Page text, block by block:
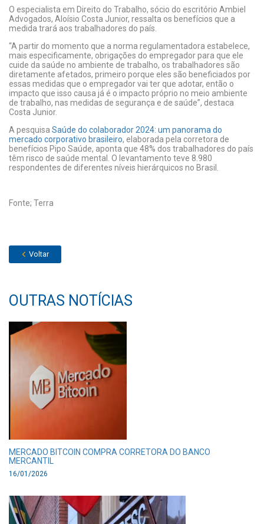
O especialista em Direito do Trabalho, sócio do escritório Ambiel
Advogados, Aloísio Costa Junior, ressalta os benefícios que a
medida trará aos trabalhadores do país.
“A partir do momento que a norma regulamentadora estabelece,
mais especificamente, obrigações do empregador para que ele
cuide da saúde no ambiente de trabalho, os trabalhadores são
diretamente afetados, primeiro porque eles são beneficiados por
essas medidas que o empregador vai ter que adotar, então o
impacto que isso causa já é o impacto próprio no meio ambiente
de trabalho, nas medidas de segurança e de saúde”, destaca
Costa Junior.
A pesquisa Saúde do colaborador 2024: um panorama do
mercado corporativo brasileiro, elaborada pela corretora de
benefícios Pipo Saúde, aponta que 48% dos trabalhadores do país
têm risco de saúde mental. O levantamento teve 8.980
respondentes de diferentes níveis hierárquicos no Brasil.
Fonte; Terra
Voltar
OUTRAS NOTÍCIAS
MERCADO BITCOIN COMPRA CORRETORA DO BANCO
MERCANTIL
16/01/2026